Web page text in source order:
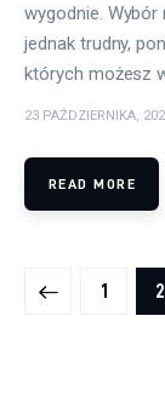
wygodnie. Wybór
jednak trudny,
których możesz
23 PAŹDZIERNIKA,
READ MORE
PAGE
1 2